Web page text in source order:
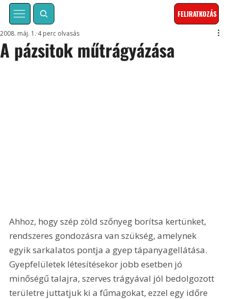
FELIRATKOZÁS
A pázsitok műtrágyázása
2008. máj. 1. 4 perc olvasás
Ahhoz, hogy szép zöld szőnyeg borítsa kertünket,
rendszeres gondozásra van szükség, amelynek
egyik sarkalatos pontja a gyep tápanyagellátása.
Gyepfelületek létesítésekor jobb esetben jó
minőségű talajra, szerves trágyával jól bedolgozott
területre juttatjuk ki a fűmagokat, ezzel egy időre